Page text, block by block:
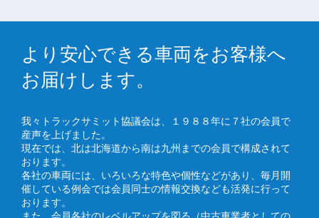
より安心できる車両をお客様へ
お届けします。
我々トラックサミット協議会は、１９８８年に７社の会員で
産声を上げました。
現在では、北は北海道から南は九州までの会員で構成されて
おります。
各社の車両には、いろいろな特色や個性などがあり、毎月開
催している例会では会員同士の情報交換なども活発に行って
おります。